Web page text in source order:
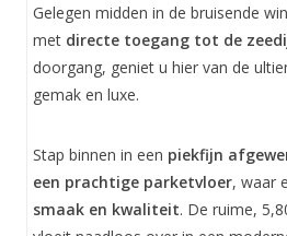
Gelegen midden in de bruisende
met directe toegang tot de
doorgang, geniet u hier van de
gemak en luxe.
Stap binnen in een piekfijn
een prachtige parketvloer, waar
smaak en kwaliteit. De ruime,